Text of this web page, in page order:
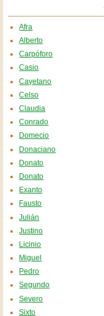
Afra
Alberto
Carpóforo
Casio
Cayetano
Celso
Claudia
Conrado
Domecio
Donaciano
Donato
Donato
Exanto
Fausto
Julián
Justino
Licinio
Miguel
Pedro
Segundo
Severo
Sixto